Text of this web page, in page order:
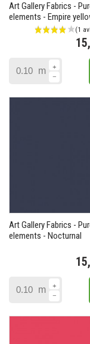
Art Gallery Fabrics -
elements - Empire
m
Art Gallery Fabrics -
elements - Nocturnal
m